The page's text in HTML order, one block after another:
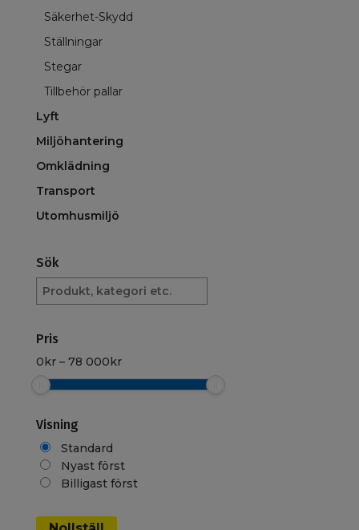
Säkerhet-Skydd
Ställningar
Stegar
Tillbehör pallar
Lyft
Miljöhantering
Omklädning
Transport
Utomhusmiljö
Sök
Sök
produkt
Pris
0kr– 78 000kr
Visning
Standard
Nyast först
Billigast först